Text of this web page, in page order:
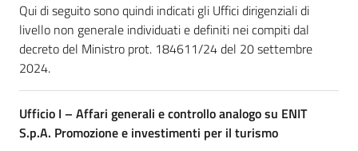
Qui di seguito sono quindi indicati gli Uffici dirigenziali di
livello non generale individuati e definiti nei compiti dal
decreto del Ministro prot. 184611/24 del 20 settembre
2024.
Ufficio I – Affari generali e controllo analogo su ENIT
S.p.A. Promozione e investimenti per il turismo